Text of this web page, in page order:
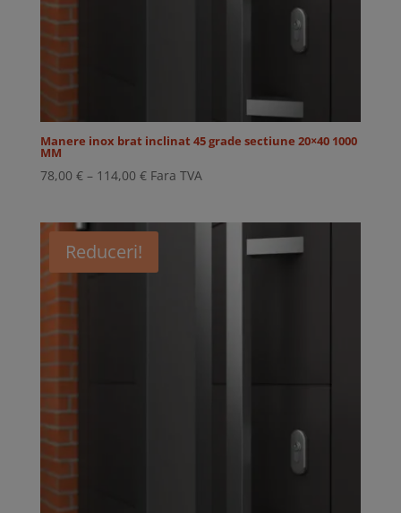
Manere inox brat inclinat 45 grade sectiune 20×40 1000
MM
78,00 € – 114,00 €Interval
78,00 €
la
Fara TVA
Reduceri!